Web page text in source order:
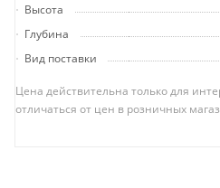
Высота
Глубина
Вид поставки
Цена действительна только для
отличаться от цен в розничных